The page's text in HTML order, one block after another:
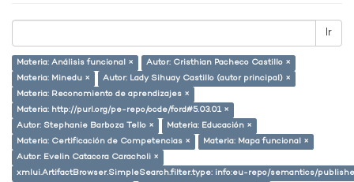
Ir
Materia: Análisis funcional ×
Autor: Cristhian Pacheco Castillo ×
Materia: Minedu ×
Autor: Lady Sihuay Castillo (autor principal) ×
Materia: Reconomiento de aprendizajes ×
Materia: http://purl.org/pe-repo/ocde/ford#5.03.01 ×
Autor: Stephanie Barboza Tello ×
Materia: Educación ×
Materia: Certificación de Competencias ×
Materia: Mapa funcional ×
Autor: Evelin Catacora Caracholi ×
xmlui.ArtifactBrowser.SimpleSearch.filter.type: info:eu-repo/semantics/